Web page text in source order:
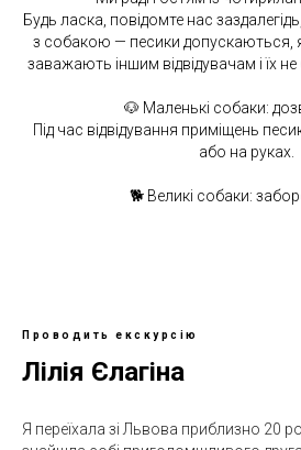
Будь ласка, повідомте нас
з собакою — песики допускаються,
заважають іншим відвідувачам і їх не
🐶 Маленькі собаки:
Під час відвідування приміщень
або на руках.
🐕 Великі собаки:
Проводить екскурсію
Лілія Єлагіна
Я переїхала зі Львова приблизно 20